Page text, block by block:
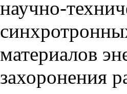
научно-
материалов
захоронения